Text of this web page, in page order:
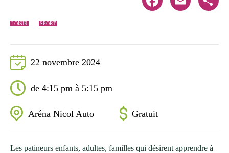
LOISIR SPORT
Facebook Email Share
22 novembre 2024
de 4:15 pm à 5:15 pm
Aréna Nicol Auto Gratuit
Les patineurs enfants, adultes, familles qui désirent apprendre à